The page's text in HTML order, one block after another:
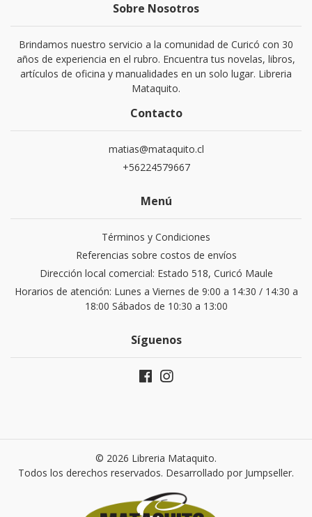
Sobre Nosotros
Brindamos nuestro servicio a la comunidad de Curicó con 30
años de experiencia en el rubro. Encuentra tus novelas, libros,
artículos de oficina y manualidades en un solo lugar. Libreria
Mataquito.
Contacto
matias@mataquito.cl
+56224579667
Menú
Términos y Condiciones
Referencias sobre costos de envíos
Dirección local comercial: Estado 518, Curicó Maule
Horarios de atención: Lunes a Viernes de 9:00 a 14:30 / 14:30 a
18:00 Sábados de 10:30 a 13:00
Síguenos
© 2026 Libreria Mataquito.
Todos los derechos reservados. Desarrollado por Jumpseller.